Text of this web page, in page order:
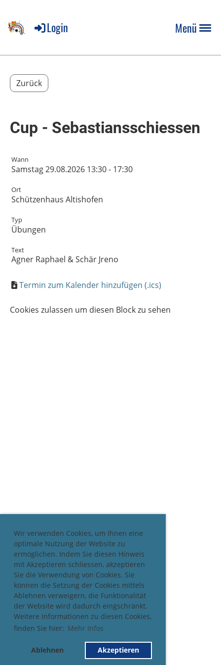
Wir verwenden Cookies, um Ihnen eine
optimale Nutzung der Website zu
ermöglichen. Indem Sie diesen Hinweis
mit Akzeptieren schliessen, akzeptieren
Sie die Verwendung von Cookies. Sie
können die Setzung der Cookies mittels
Ablehnen verweigern, die Funktionalität
der Website wird dadurch eingschränkt.
Weitere Informationen zu diesen Cookies,
finden Sie hier: Mehr Infos
Ablehnen Akzeptieren
Menü
Login
Zurück
Cup - Sebastiansschiessen
Wann
Samstag 29.08.2026 13:30 - 17:30
Ort
Schützenhaus Altishofen
Typ
Übungen
Text
Agner Raphael & Schär Jreno
Termin zum Kalender hinzufügen (.ics)
Cookies zulassen um diesen Block zu sehen